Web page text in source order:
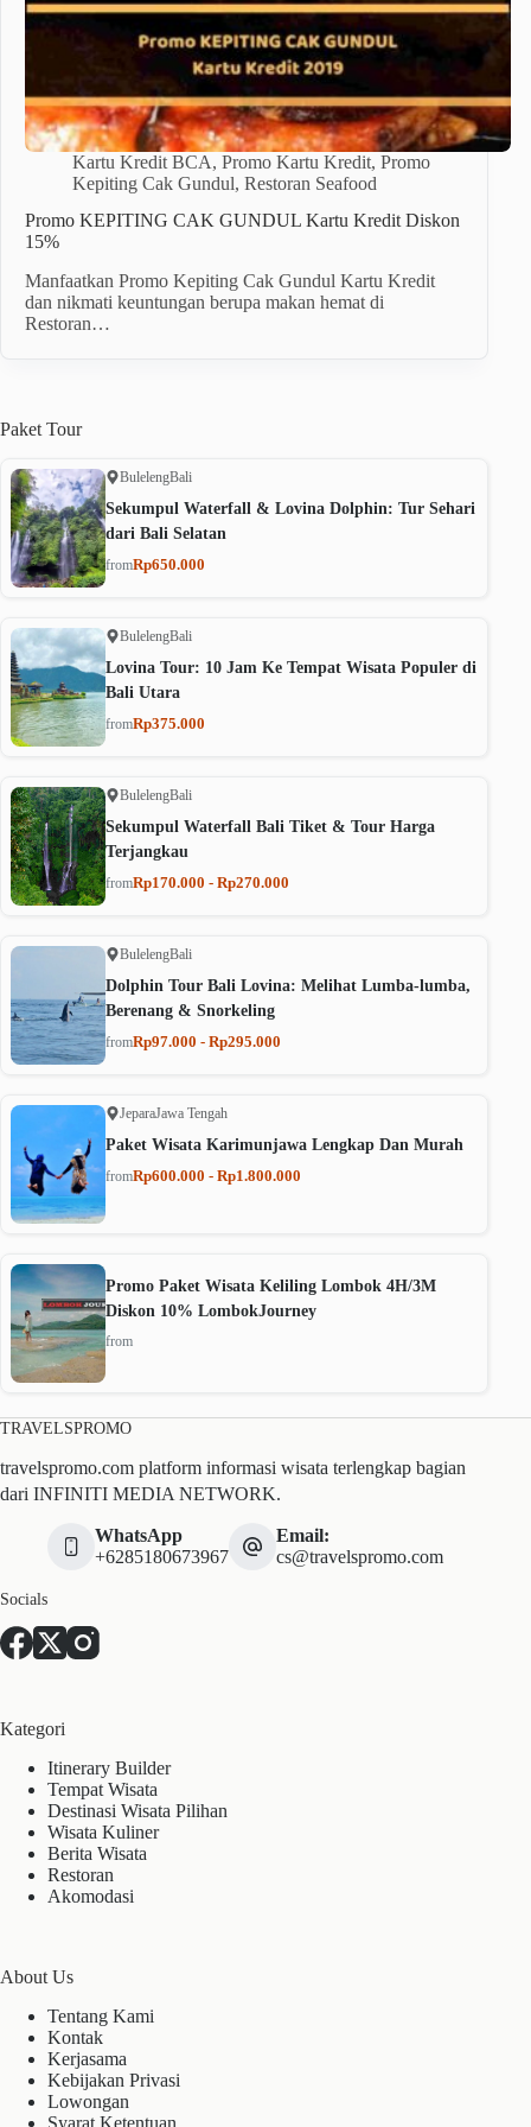
Kartu Kredit BCA, Promo Kartu Kredit, Promo
Kepiting Cak Gundul, Restoran Seafood
Promo KEPITING CAK GUNDUL Kartu Kredit Diskon
15%
Manfaatkan Promo Kepiting Cak Gundul Kartu Kredit
dan nikmati keuntungan berupa makan hemat di
Restoran…
Paket Tour
BulelengBali
Sekumpul Waterfall & Lovina Dolphin: Tur Sehari
dari Bali Selatan
fromRp650.000
BulelengBali
Lovina Tour: 10 Jam Ke Tempat Wisata Populer di
Bali Utara
fromRp375.000
BulelengBali
Sekumpul Waterfall Bali Tiket & Tour Harga
Terjangkau
fromRp170.000 - Rp270.000
BulelengBali
Dolphin Tour Bali Lovina: Melihat Lumba-lumba,
Berenang & Snorkeling
fromRp97.000 - Rp295.000
JeparaJawa Tengah
Paket Wisata Karimunjawa Lengkap Dan Murah
fromRp600.000 - Rp1.800.000
Promo Paket Wisata Keliling Lombok 4H/3M
Diskon 10% LombokJourney
from
TRAVELSPROMO
travelspromo.com platform informasi wisata terlengkap bagian
dari INFINITI MEDIA NETWORK.
WhatsApp
+6285180673967
Email:
cs@travelspromo.com
Socials
Kategori
Itinerary Builder
Tempat Wisata
Destinasi Wisata Pilihan
Wisata Kuliner
Berita Wisata
Restoran
Akomodasi
About Us
Tentang Kami
Kontak
Kerjasama
Kebijakan Privasi
Lowongan
Syarat Ketentuan